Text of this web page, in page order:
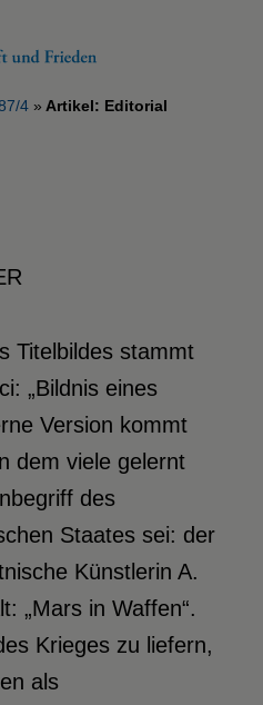
4 Artikel: Editorial
Titelbildes stammt
„Bildnis eines
Version kommt
dem viele gelernt
des
Staates sei: der
Künstlerin A.
„Mars in Waffen“.
Krieges zu liefern,
als